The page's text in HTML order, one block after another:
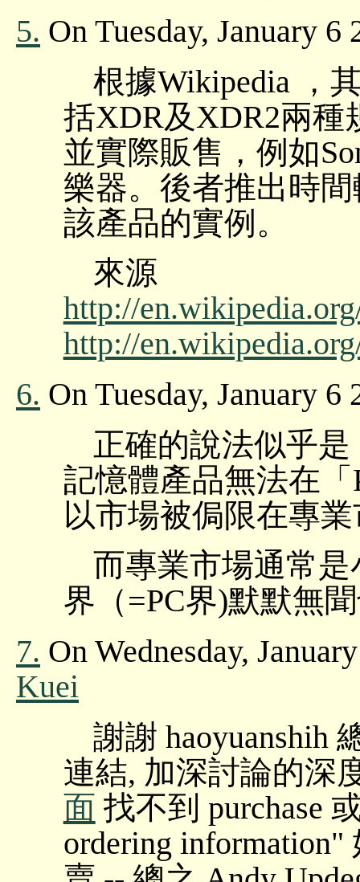
5. On Tuesday, January
根據Wikipedia ，
括XDR及XDR2兩種
並實際販售，例如
樂器。後者推出時
該產品的實例。
來源
http://
http://
6. On Tuesday, January
正確的說法似乎是
記憶體產品無法在
以市場被侷限在專
而專業市場通常
界（=PC界)默默無
7. On Wednesday,
Kuei
謝謝 haoyuanshih
連結, 加深討論的深
面 找不到 purchase
ordering information"